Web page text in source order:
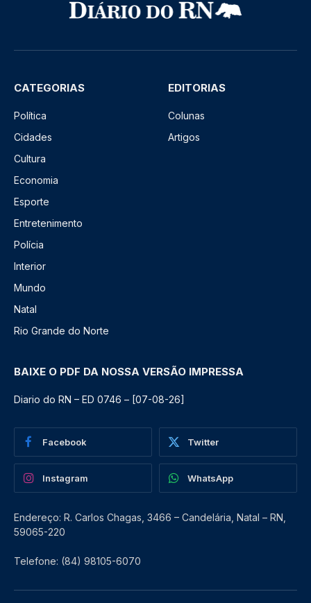
CATEGORIAS
Política
Cidades
Cultura
Economia
Esporte
Entretenimento
Polícia
Interior
Mundo
Natal
Rio Grande do Norte
EDITORIAS
Colunas
Artigos
BAIXE O PDF DA NOSSA VERSÃO IMPRESSA
Diario do RN – ED 0746 – [07-08-26]
Facebook Twitter
Instagram WhatsApp
Endereço: R. Carlos Chagas, 3466 – Candelária, Natal – RN,
59065-220
Telefone: (84) 98105-6070